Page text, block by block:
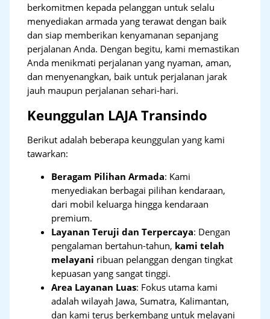
berkomitmen kepada pelanggan untuk selalu
menyediakan armada yang terawat dengan baik
dan siap memberikan kenyamanan sepanjang
perjalanan Anda. Dengan begitu, kami memastikan
Anda menikmati perjalanan yang nyaman, aman,
dan menyenangkan, baik untuk perjalanan jarak
jauh maupun perjalanan sehari-hari.
Keunggulan LAJA Transindo
Berikut adalah beberapa keunggulan yang kami
tawarkan:
Beragam Pilihan Armada: Kami
menyediakan berbagai pilihan kendaraan,
dari mobil keluarga hingga kendaraan
premium.
Layanan Teruji dan Terpercaya: Dengan
pengalaman bertahun-tahun, kami telah
melayani ribuan pelanggan dengan tingkat
kepuasan yang sangat tinggi.
Area Layanan Luas: Fokus utama kami
adalah wilayah Jawa, Sumatra, Kalimantan,
dan kami terus berkembang untuk melayani